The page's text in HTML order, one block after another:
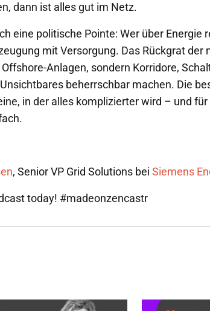
dann ist alles gut im Netz.
eine politische Pointe: Wer über Energie
mit Versorgung. Das Rückgrat der
Anlagen, sondern Korridore,
beherrschbar machen. Die
in der alles komplizierter wird – und
, Senior VP Grid Solutions bei Siemens
today! #madeonzencastr